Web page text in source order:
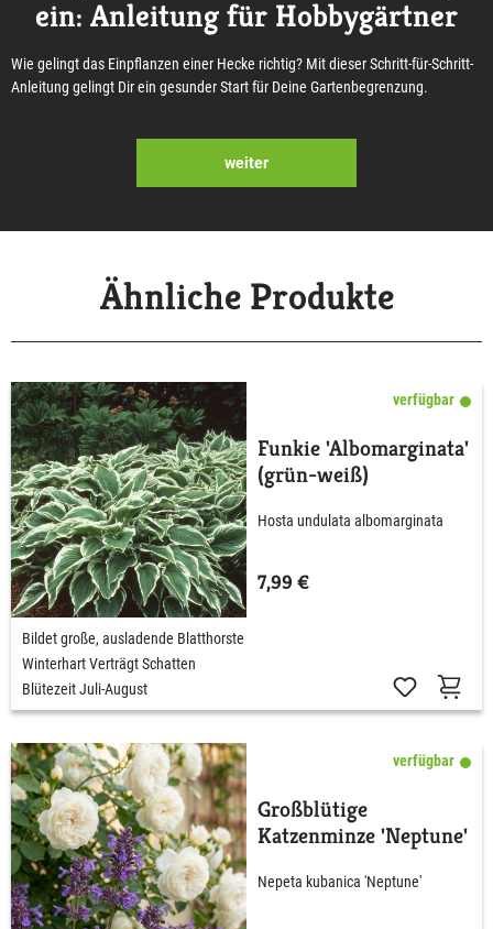
ein: Anleitung für Hobbygärtner
Wie gelingt das Einpflanzen einer Hecke richtig? Mit dieser Schritt-für-Schritt-
Anleitung gelingt Dir ein gesunder Start für Deine Gartenbegrenzung.
weiter
Ähnliche Produkte
verfügbar
Funkie 'Albomarginata'
(grün-weiß)
Hosta undulata albomarginata
7,99 €
Bildet große, ausladende Blatthorste
Winterhart Verträgt Schatten
Blütezeit Juli-August
verfügbar
Großblütige
Katzenminze 'Neptune'
Nepeta kubanica 'Neptune'